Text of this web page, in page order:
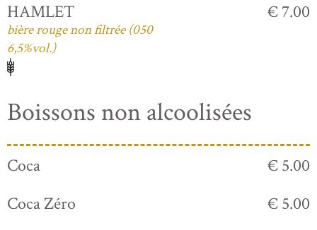
HAMLET
bière rouge non filtrée (050
6,5%vol.)
€ 7.00
Boissons non alcoolisées
Coca
€ 5.00
Coca Zéro
€ 5.00